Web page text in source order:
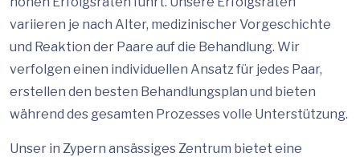
variieren je nach Alter, medizinischer Vorgeschichte
und Reaktion der Paare auf die Behandlung. Wir
verfolgen einen individuellen Ansatz für jedes Paar,
erstellen den besten Behandlungsplan und bieten
während des gesamten Prozesses volle Unterstützung.
Unser in Zypern ansässiges Zentrum bietet eine